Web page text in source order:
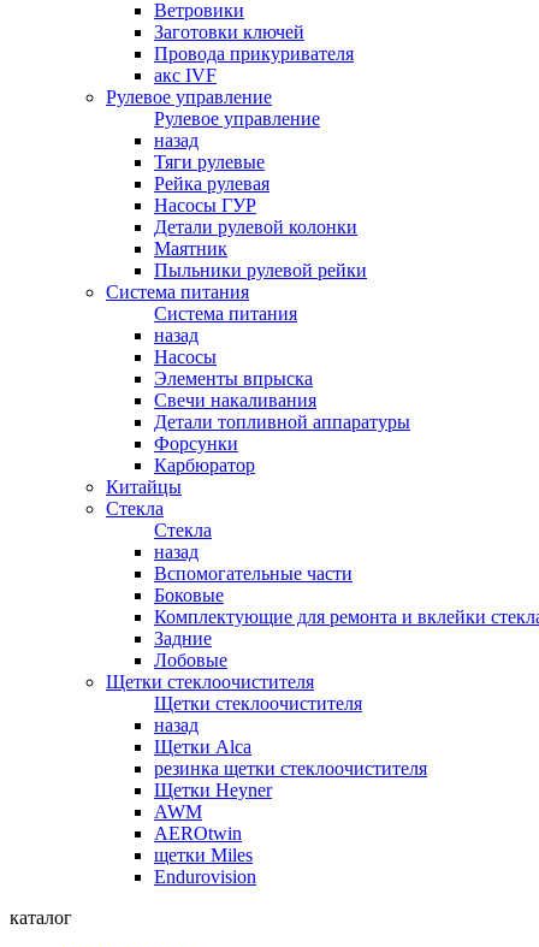
Ветровики
Заготовки ключей
Провода прикуривателя
акс IVF
Рулевое управление
Рулевое управление
назад
Тяги рулевые
Рейка рулевая
Насосы ГУР
Детали рулевой колонки
Маятник
Пыльники рулевой рейки
Система питания
Система питания
назад
Насосы
Элементы впрыска
Свечи накаливания
Детали топливной аппаратуры
Форсунки
Карбюратор
Китайцы
Стекла
Стекла
назад
Вспомогательные части
Боковые
Комплектующие для ремонта и вклейки
Задние
Лобовые
Щетки стеклоочистителя
Щетки стеклоочистителя
назад
Щетки Alca
резинка щетки стеклоочистителя
Щетки Heyner
AWM
AEROtwin
щетки Miles
Endurovision
каталог